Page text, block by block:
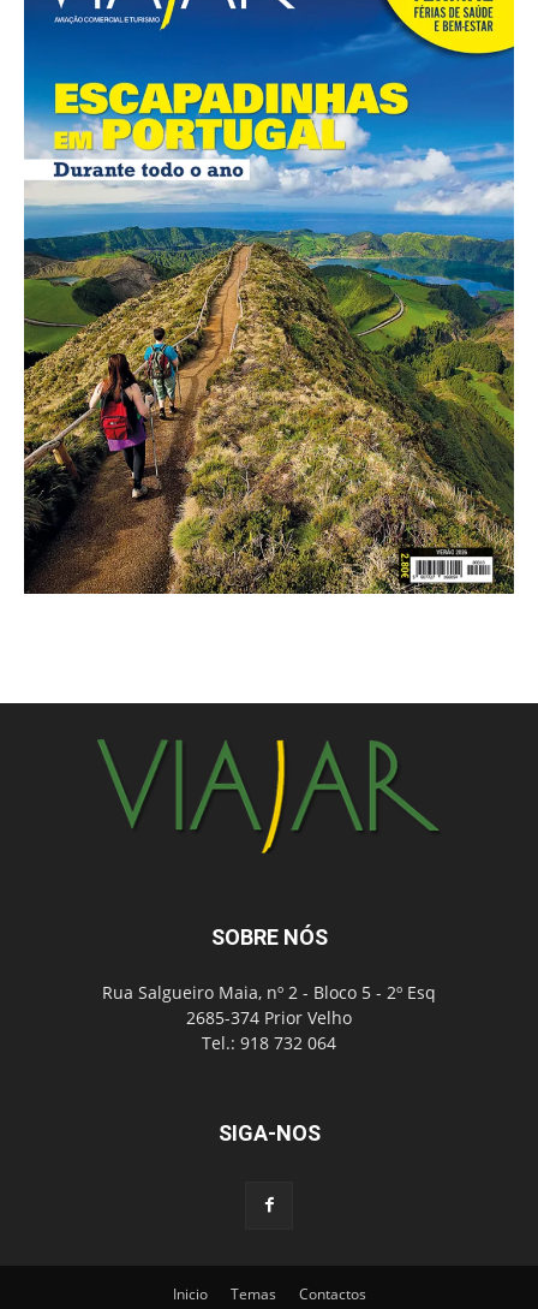
SOBRE NÓS
Rua Salgueiro Maia, nº 2 - Bloco 5 - 2º Esq
2685-374 Prior Velho
Tel.: 918 732 064
SIGA-NOS
Inicio Temas Contactos